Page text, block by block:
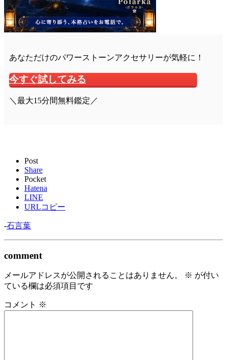
あなただけのパワーストーンアクセサリーが気軽に！
今すぐ試してみる
＼最大15分間無料鑑定／
Post
Share
Pocket
Hatena
LINE
URLコピー
-石言葉
comment
メールアドレスが公開されることはありません。 ※ が付い
ている欄は必須項目です
コメント ※